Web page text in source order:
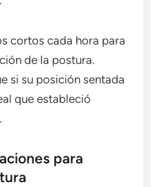
cortos cada hora para
de la postura.
si su posición sentada
que estableció
para